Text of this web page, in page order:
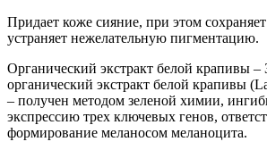
Придает коже сияние, при этом
устраняет нежелательную пигментацию.
Органический экстракт белой крапивы –
органический экстракт белой крапивы
– получен методом зеленой химии,
экспрессию трех ключевых генов,
формирование меланосом меланоцита.